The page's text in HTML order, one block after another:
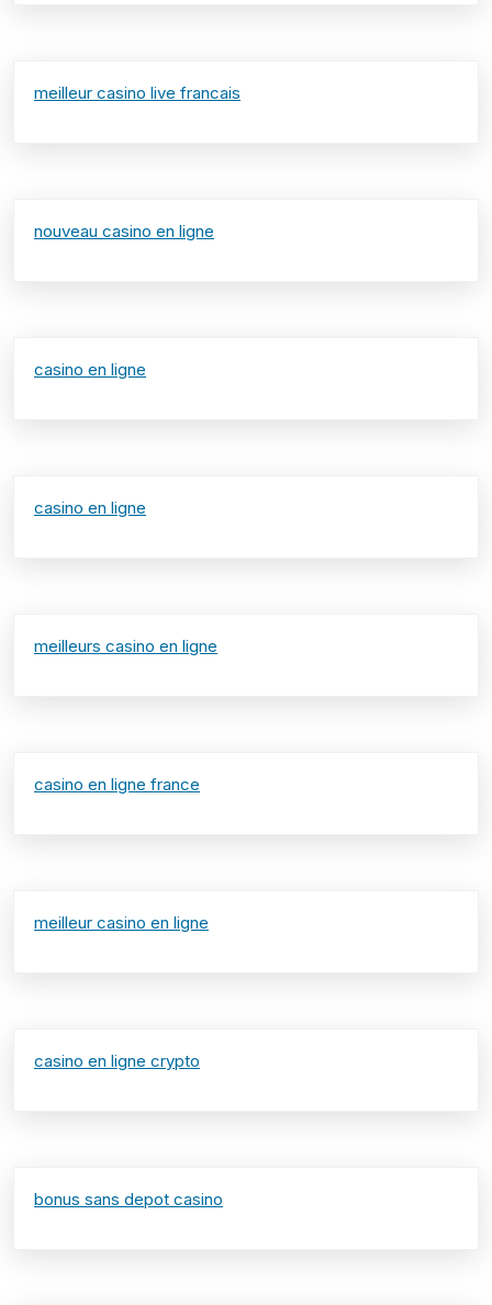
meilleur casino live francais
nouveau casino en ligne
casino en ligne
casino en ligne
meilleurs casino en ligne
casino en ligne france
meilleur casino en ligne
casino en ligne crypto
bonus sans depot casino